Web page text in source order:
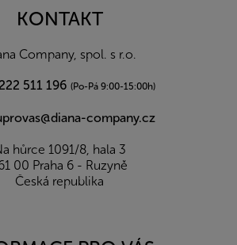
KONTAKT
Company, spol. s r.o.
511 196 (Po-Pá 9:00-15:00h)
company.cz
hůrce 1091/8, hala 3
00 Praha 6 - Ruzyně
Česká republika